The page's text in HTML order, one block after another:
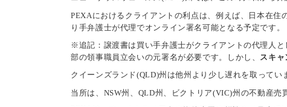
PEXAにおけるクライアントの利点は、例えば、日本在
り手弁護士が代理でオンライン署名可能となる予定です。
※追記：譲渡書は買い手弁護士がクライアントの代理人
部の領事職員立会いの元署名が必要です。しかし、 スキャ
クイーンズランド(QLD)州は他州より少し遅れを取ってい
当所は、NSW州、QLD州、ビクトリア(VIC)州の不動産売